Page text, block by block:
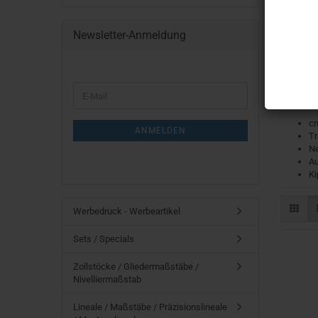
Newsletter-Anmeldung
ANMELDEN
Werbedruck - Werbeartikel
Sets / Specials
Zollstöcke / Gliedermaßstäbe /
Nivelliermaßstab
Lineale / Maßstäbe / Präzisionslineale